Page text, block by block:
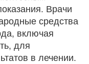
Врачи
средства
включая
для
в лечении.